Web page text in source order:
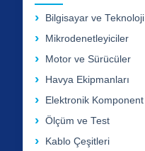
Bilgisayar ve Teknoloji
Mikrodenetleyiciler
Motor ve Sürücüler
Havya Ekipmanları
Elektronik Komponent
Ölçüm ve Test
Kablo Çeşitleri